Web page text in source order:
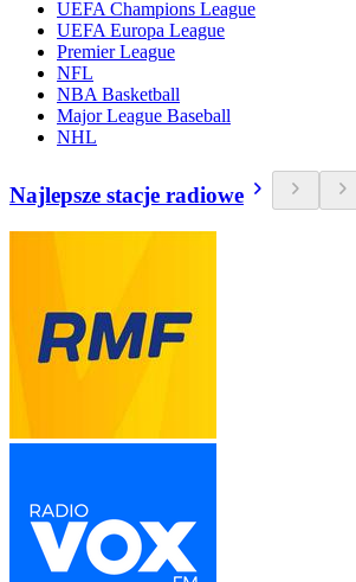
UEFA Champions League
UEFA Europa League
Premier League
NFL
NBA Basketball
Major League Baseball
NHL
Najlepsze stacje radiowe